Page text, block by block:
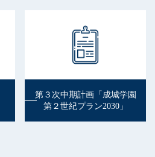
第３次中期計画「成城学園
第２世紀プラン2030」